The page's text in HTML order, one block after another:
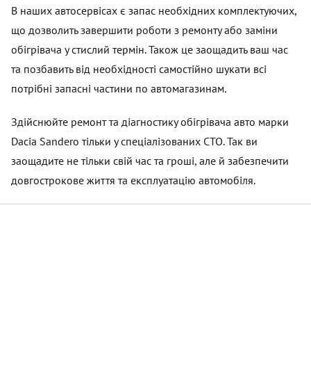
В наших автосервісах є запас необхідних комплектуючих,
що дозволить завершити роботи з ремонту або заміни
обігрівача у стислий термін. Також це заощадить ваш час
та позбавить від необхідності самостійно шукати всі
потрібні запасні частини по автомагазинам.
Здійснюйте ремонт та діагностику обігрівача авто марки
Dacia Sandero тільки у спеціалізованих СТО. Так ви
заощадите не тільки свій час та гроші, але й забезпечити
довгострокове життя та експлуатацію автомобіля.